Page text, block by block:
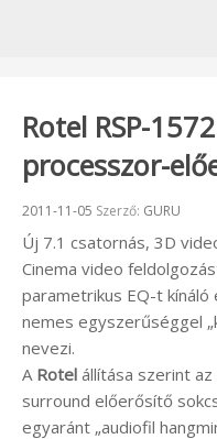
Rotel RSP-
processzor-
Beküldve:
2011-11-05 Szerző: GURU
Új 7.1 csatornás, 3D
Cinema video
parametrikus EQ-t
nemes egyszerűséggel
nevezi.
A Rotel állítása szerint az
surround előerősítő
egyaránt „audiofil